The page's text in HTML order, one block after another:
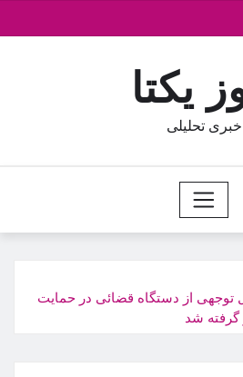
یکتا
خبری تحلیلی
از دستگاه قضائی در حمایت
گرفته شد